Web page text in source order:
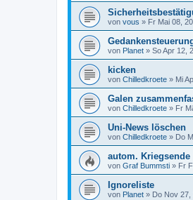
von vous » Fr Mai 08,
von Planet » So Apr 12,
kicken
von Chilledkroete » Mi
Galen
von Chilledkroete » Fr
Uni-News löschen
von Chilledkroete » Do
autom. Kriegsende
von Graf Bummsti » Fr
Ignoreliste
von Planet » Do Nov